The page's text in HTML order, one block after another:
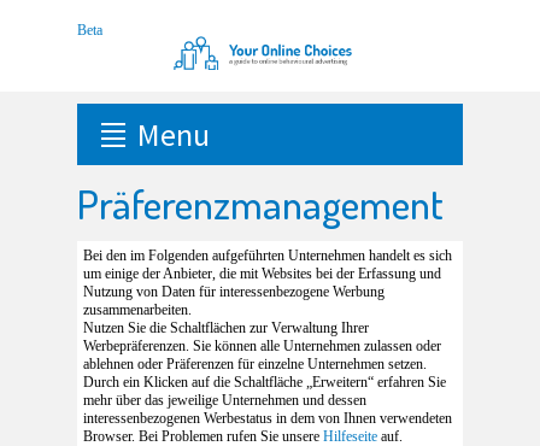
Menu
Präferenzmanagement
Bei den im Folgenden aufgeführten Unternehmen handelt es sich
um einige der Anbieter, die mit Websites bei der Erfassung und
Nutzung von Daten für interessenbezogene Werbung
zusammenarbeiten.
Nutzen Sie die Schaltflächen zur Verwaltung Ihrer
Werbepräferenzen. Sie können alle Unternehmen zulassen oder
ablehnen oder Präferenzen für einzelne Unternehmen setzen.
Durch ein Klicken auf die Schaltfläche „Erweitern“ erfahren Sie
mehr über das jeweilige Unternehmen und dessen
interessenbezogenen Werbestatus in dem von Ihnen verwendeten
Browser. Bei Problemen rufen Sie unsere Hilfeseite auf.